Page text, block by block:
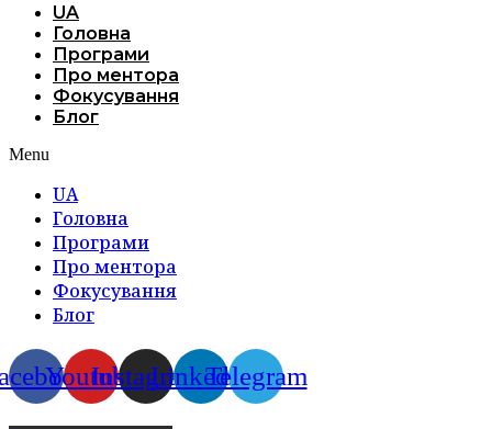
UA
Головна
Програми
Про ментора
Фокусування
Блог
Menu
UA
Головна
Програми
Про ментора
Фокусування
Блог
YoutubeInstagramLinkedinTelegram